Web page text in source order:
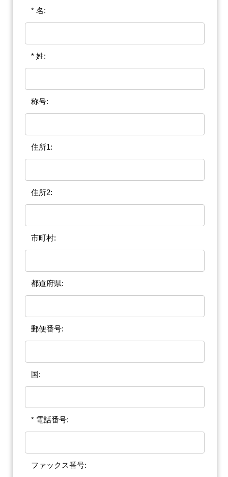
* 名:
* 姓:
称号:
住所1:
住所2:
市町村:
都道府県:
郵便番号:
国:
* 電話番号:
ファックス番号: